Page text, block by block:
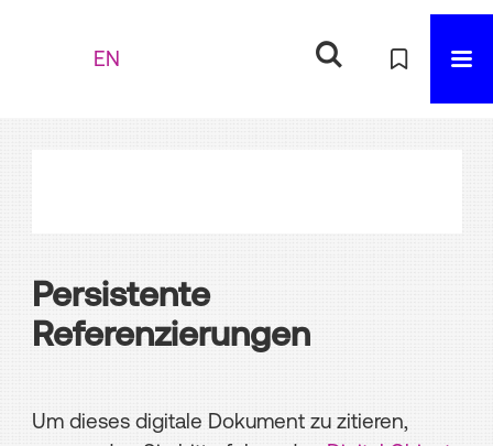
EN
Persistente
Referenzierungen
Um dieses digitale Dokument zu zitieren,